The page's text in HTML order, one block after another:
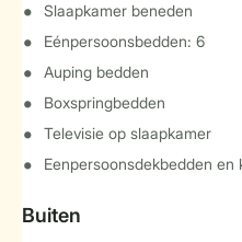
Slaapkamer beneden
Eénpersoonsbedden: 6
Auping bedden
Boxspringbedden
Televisie op slaapkamer
Eenpersoonsdekbedden en
Buiten